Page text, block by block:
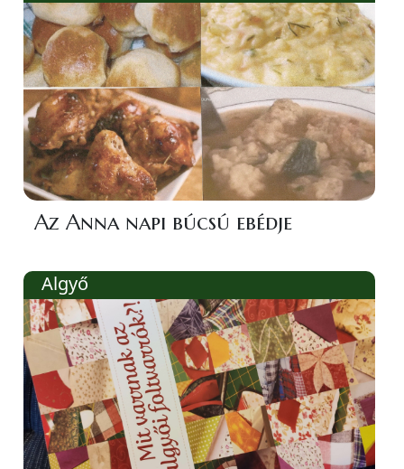
Az Anna napi búcsú ebédje
Algyő